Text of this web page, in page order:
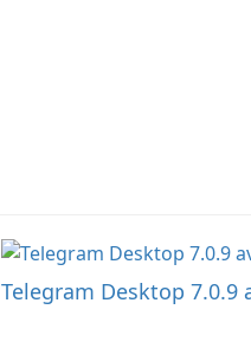
Telegram Desktop 7.0.9